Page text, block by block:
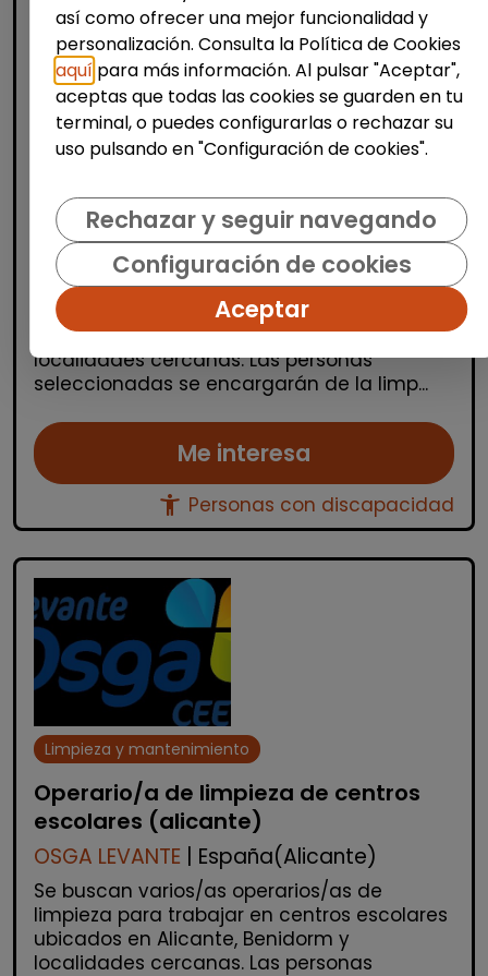
Limpieza y mantenimiento
Operario/a de limpieza de centros
escolares (benidorm y alrededores)
OSGA LEVANTE| España(Alicante)
Se buscan varios/as operarios/as de
limpieza para trabajar en centros escolares
ubicados en Alicante, Benidorm y
localidades cercanas. Las personas
seleccionadas se encargarán de la limp...
Me interesa
accessibility_new Personas con discapacidad
Limpieza y mantenimiento
Operario/a de limpieza de centros
escolares (alicante)
OSGA LEVANTE | España(Alicante)
Se buscan varios/as operarios/as de
limpieza para trabajar en centros escolares
ubicados en Alicante, Benidorm y
localidades cercanas. Las personas
así como ofrecer una mejor funcionalidad y
personalización. Consulta la Política de Cookies
aquí para más información. Al pulsar "Aceptar",
aceptas que todas las cookies se guarden en tu
terminal, o puedes configurarlas o rechazar su
uso pulsando en "Configuración de cookies".
Rechazar y seguir navegando
Configuración de cookies
Aceptar